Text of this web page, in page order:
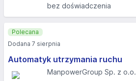
bez doświadczenia
Automatyk utrzymania ruchu
ManpowerGroup Sp. z o.o.
Polecana
Dodana 7 sierpnia